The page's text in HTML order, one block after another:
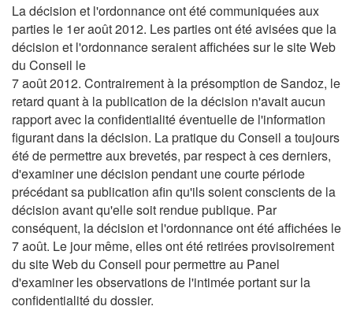
La décision et l'ordonnance ont été communiquées aux
parties le 1er août 2012. Les parties ont été avisées que la
décision et l'ordonnance seraient affichées sur le site Web
du Conseil le
7 août 2012. Contrairement à la présomption de Sandoz, le
retard quant à la publication de la décision n'avait aucun
rapport avec la confidentialité éventuelle de l'information
figurant dans la décision. La pratique du Conseil a toujours
été de permettre aux brevetés, par respect à ces derniers,
d'examiner une décision pendant une courte période
précédant sa publication afin qu'ils soient conscients de la
décision avant qu'elle soit rendue publique. Par
conséquent, la décision et l'ordonnance ont été affichées le
7 août. Le jour même, elles ont été retirées provisoirement
du site Web du Conseil pour permettre au Panel
d'examiner les observations de l'intimée portant sur la
confidentialité du dossier.